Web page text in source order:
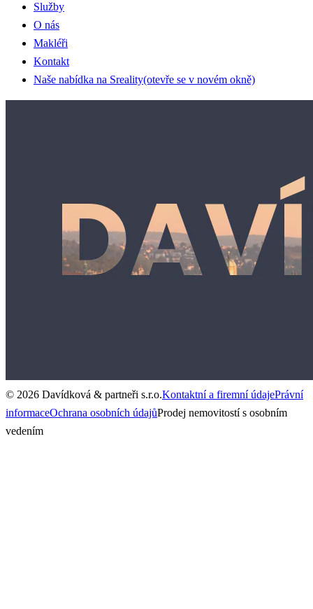
Služby
O nás
Makléři
Kontakt
Naše nabídka na Sreality(otevře se v novém okně)
© 2026 Davídková & partneři s.r.o.Kontaktní a firemní údajePrávní
informaceOchrana osobních údajůProdej nemovitostí s osobním
vedením